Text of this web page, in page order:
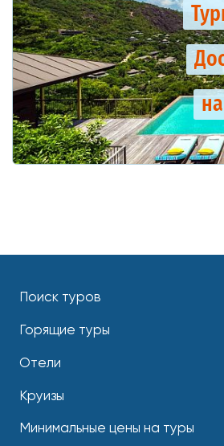
Поиск туров
Горящие туры
Отели
Круизы
Минимальные цены на туры